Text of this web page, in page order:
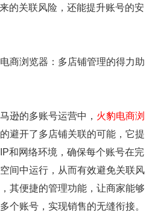
的关联风险，还能提升账号的安
浏览器：多店铺管理的得力助
的多账号运营中， 火豹电商浏
避开了多店铺关联的可能，它提
和网络环境，确保每个账号在完
间中运行，从而有效避免关联风
其便捷的管理功能，让商家能够
个账号，实现销售的无缝衔接。